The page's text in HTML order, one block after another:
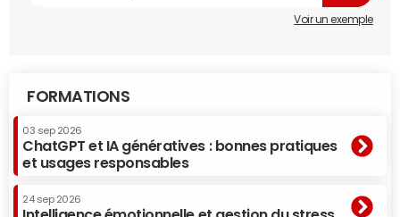
Voir un exemple
FORMATIONS
03 sep 2026
ChatGPT et IA génératives : bonnes pratiques
et usages responsables
24 sep 2026